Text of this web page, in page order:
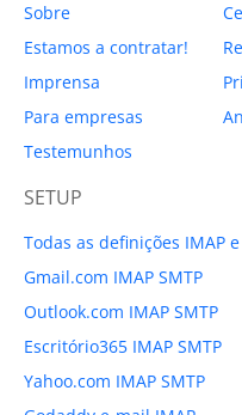
Sobre
Estamos a contratar!
Imprensa
Para empresas
Testemunhos
SETUP
Todas as definições IMAP e
Gmail.com IMAP SMTP
Outlook.com IMAP SMTP
Escritório365 IMAP SMTP
Yahoo.com IMAP SMTP